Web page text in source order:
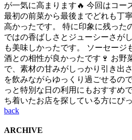
が一気に高まります🔥 今回はコー
最初の前菜から最後までどれも丁
高かったです。 特に印象に残った
ではの香ばしさとジューシーさが
も美味しかったです。 ソーセージ
酒との相性が良かったです🍷 お野
で、素材の甘みがしっかり引き出
を飲みながらゆっくり過ごせるの
っと特別な日の利用にもおすすめ
ち着いたお店を探している方にぴ
back
ARCHIVE